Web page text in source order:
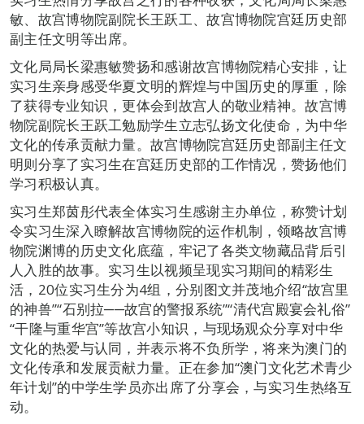
敏、故宫博物院副院长王跃工、故宫博物院宫廷历史部
副主任文明等出席。
文化局局长梁惠敏赞扬和感谢故宫博物院精心安排，让
实习生亲身感受华夏文明的辉煌与中国历史的厚重，除
了获得专业知识，更体会到故宫人的敬业精神。故宫博
物院副院长王跃工勉励学生立志弘扬文化使命，为中华
文化的传承贡献力量。故宫博物院宫廷历史部副主任文
明则分享了实习生在宫廷历史部的工作情况，赞扬他们
学习积极认真。
实习生郑茵彤代表全体实习生感谢主办单位，称赞计划
令实习生深入瞭解故宫博物院的运作机制，领略故宫博
物院渊博的历史文化底蕴，牢记了各类文物藏品背后引
人入胜的故事。实习生以视频呈现实习期间的精彩生
活，20位实习生分为4组，分别图文并茂地介绍“故宫里
的神兽”“石别拉──故宫的警报系统”“清代宫殿宴会礼俗”
“干隆与重华宫”等故宫小知识，与现场观众分享对中华
文化的热爱与认同，并表示将不负所学，将来为澳门的
文化传承和发展贡献力量。正在参加“澳门文化艺术青少
年计划”的中学生学员亦出席了分享会，与实习生热络互
动。